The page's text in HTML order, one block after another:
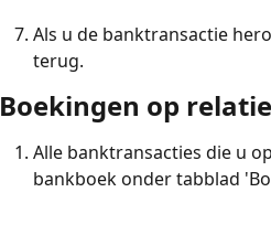
Als u de banktransactie
terug.
Boekingen op
Alle banktransacties die u
bankboek onder tabblad